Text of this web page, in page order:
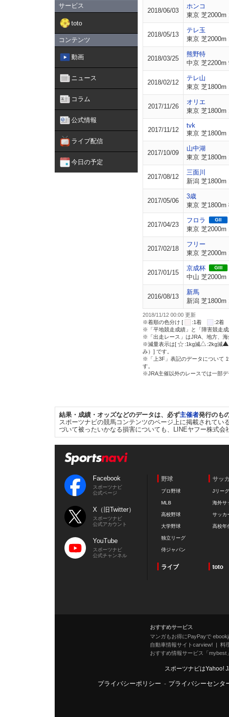
サービス
toto
コンテンツ
動画
ニュース
コラム
公式情報
ライブ配信
今日の予定
2018/06/03
ホンコ
東京 芝2000m
2018/05/13
テレ玉
東京 芝2000m
2018/03/25
熊野特
中京 芝2200m
2018/02/12
テレ山
東京 芝1800m
2017/11/26
オリエ
東京 芝1800m
2017/11/12
tvk
東京 芝1800m
2017/10/09
山中湖
東京 芝1800m
2017/08/12
三面川
新潟 芝1800m
2017/05/06
3歳
東京 芝1800m
2017/04/23
フロラ GII
東京 芝2000m
2017/02/18
フリー
東京 芝2000m
2017/01/15
京成杯 GIII
中山 芝2000m
2016/08/13
新馬
新潟 芝1800m
2018/11/12 00:00 更新
※着順の色分け [
:1着 :2着
※「平地競走成績」と「障害競走成
※「出走レース」はJRA、地方、海
※減量表示は[
:1kg減 :2kg減
み）] です。
※「上3F」表記のデータについて
す。
※JRA主催以外のレースでは一部デ
結果・成績・オッズなどのデータは、必ず主催者発行のも
スポーツナビの競馬コンテンツのページ上に掲載されて
づいて被ったいかなる損害についても、LINEヤフー株式会
Facebook
スポーツナビ
公式ページ
X（旧Twitter）
スポーツナビ
公式アカウント
YouTube
スポーツナビ
公式チャンネル
野球
プロ野球
MLB
高校野球
大学野球
独立リーグ
侍ジャパン
サッ
Jリーグ
海外サ
サッカ
高校年
ライブ toto
おすすめサービス
マンガもお得にPayPayで
自動車情報サイトcarview!
料
おすすめ情報サービス「mybest」
スポーツナビはYahoo!
プライバシーポリシー - プライバシーセンタ